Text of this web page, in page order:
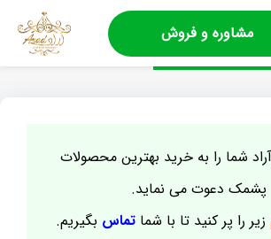
مشاوره و فروش
شما را به خرید بهترین محصولات
پشمک دعوت می نماید.
زیر را پر کنید تا با شماتماس بگیریم.